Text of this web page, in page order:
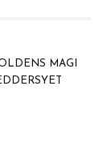
MAGI